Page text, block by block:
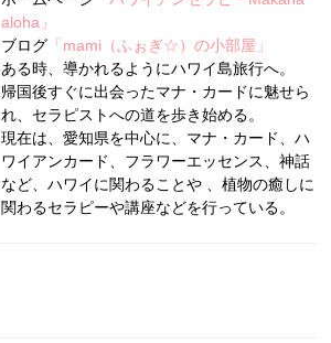
aloha」
ブログ 「mami（ふぉぎ☆）の小部屋」
ある時、導かれるようにハワイ島旅行へ。
帰国後すぐに出会ったマナ・カードに魅せら
れ、セラピストへの道を歩き始める。
現在は、愛知県を中心に、マナ・カード、ハ
ワイアンカード、フラワーエッセンス、神話
など、ハワイに関わることや 、植物の癒しに
関わるセラピーや講座などを行っている。